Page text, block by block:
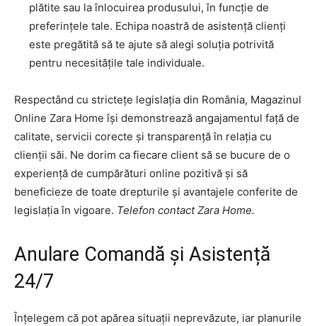
plătite sau la înlocuirea produsului, în funcție de
preferințele tale. Echipa noastră de asistență clienți
este pregătită să te ajute să alegi soluția potrivită
pentru necesitățile tale individuale.
Respectând cu strictețe legislația din România, Magazinul
Online Zara Home își demonstrează angajamentul față de
calitate, servicii corecte și transparență în relația cu
clienții săi. Ne dorim ca fiecare client să se bucure de o
experiență de cumpărături online pozitivă și să
beneficieze de toate drepturile și avantajele conferite de
legislația în vigoare. Telefon contact Zara Home.
Anulare Comandă și Asistență
24/7
Înțelegem că pot apărea situații neprevăzute, iar planurile